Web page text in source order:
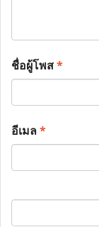
ชื่อผู้โพส*
อีเมล*